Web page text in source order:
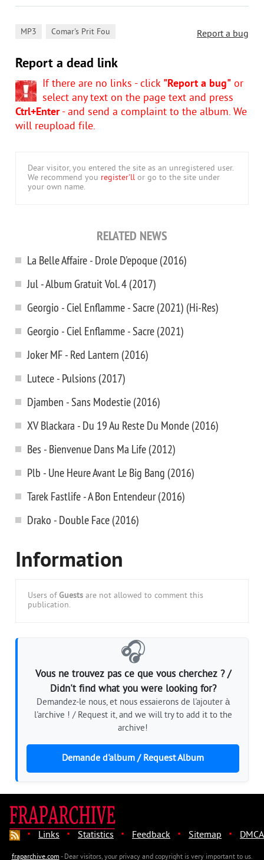
Report a bug
MP3 Comar's Prit Fou
Report a dead link
If there are no links - click "Report a bug" or
select any text on the page text and press
Ctrl+Enter- and send a complaint to the album. We
will reupload file.
Dear visitor, you entered the site as an unregistered user.
We recommend you register'll or go to the site under
your own name.
RELATED NEWS
La Belle Affaire - Drole D'epoque (2016)
Jul - Album Gratuit Vol. 4 (2017)
Georgio - Ciel Enflamme - Sacre (2021) (Hi-Res)
Georgio - Ciel Enflamme - Sacre (2021)
Joker MF - Red Lantern (2016)
Lutece - Pulsions (2017)
Djamben - Sans Modestie (2016)
XV Blackara - Du 19 Au Reste Du Monde (2016)
Bes - Bienvenue Dans Ma Life (2012)
Plb - Une Heure Avant Le Big Bang (2016)
Tarek Fastlife - A Bon Entendeur (2016)
Drako - Double Face (2016)
Information
Users of Guests are not allowed to comment this
publication.
🎧
Vous ne trouvez pas ce que vous cherchez ? /
Didn't find what you were looking for?
Demandez-le nous, et nous essaierons de l'ajouter à
l'archive ! / Request it, and we will try to add it to the
archive!
Demande d'album / Request Album
· Links · Statistics · Feedback · Sitemap · DMCA
fraparchive.com- Dear visitors, your privacy and copyright is very important to us.